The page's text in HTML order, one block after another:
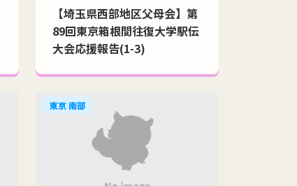
【埼玉県西部地区父母会】第
89回東京箱根間往復大学駅伝
大会応援報告(1-3)
東京 南部